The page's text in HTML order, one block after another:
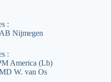
:
Nijmegen
:
America (Lb)
W. van Os